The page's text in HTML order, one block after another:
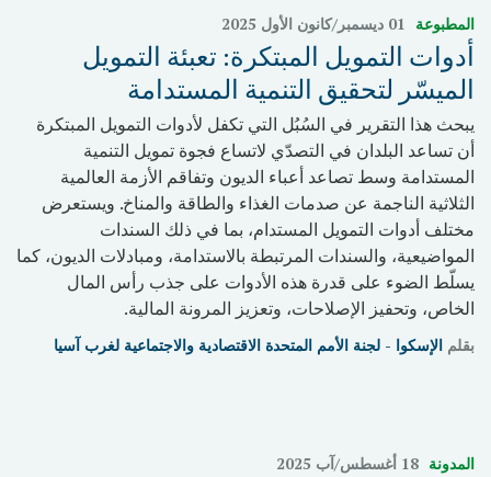
المطبوعة 01 ديسمبر/كانون الأول 2025
أدوات التمويل المبتكرة: تعبئة التمويل
الميسّر لتحقيق التنمية المستدامة
يبحث هذا التقرير في السُبُل التي تكفل لأدوات التمويل المبتكرة
أن تساعد البلدان في التصدّي لاتساع فجوة تمويل التنمية
المستدامة وسط تصاعد أعباء الديون وتفاقم الأزمة العالمية
الثلاثية الناجمة عن صدمات الغذاء والطاقة والمناخ. ويستعرض
مختلف أدوات التمويل المستدام، بما في ذلك السندات
المواضيعية، والسندات المرتبطة بالاستدامة، ومبادلات الديون، كما
يسلّط الضوء على قدرة هذه الأدوات على جذب رأس المال
الخاص، وتحفيز الإصلاحات، وتعزيز المرونة المالية.
بقلمالإسكوا - لجنة الأمم المتحدة الاقتصادية والاجتماعية لغرب آسيا
المدونة 18 أغسطس/آب 2025